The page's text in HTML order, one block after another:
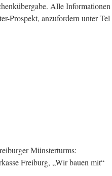
Alle
Prospekt, anzufordern unter
Münsterturms:
Freiburg, „Wir bauen mit“